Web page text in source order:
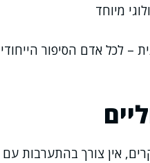
מיוחד
– לכל אדם הסיפור הייחודי
אין צורך בהתערבות עם